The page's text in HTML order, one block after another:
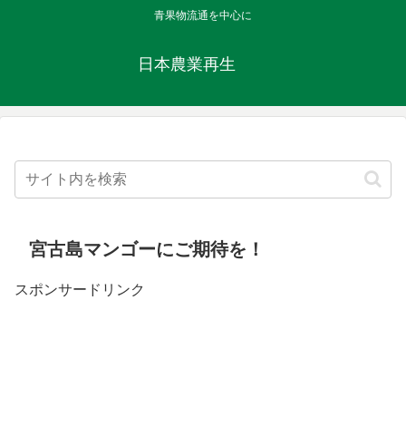
青果物流通を中心に
日本農業再生
宮古島マンゴーにご期待を！
スポンサードリンク